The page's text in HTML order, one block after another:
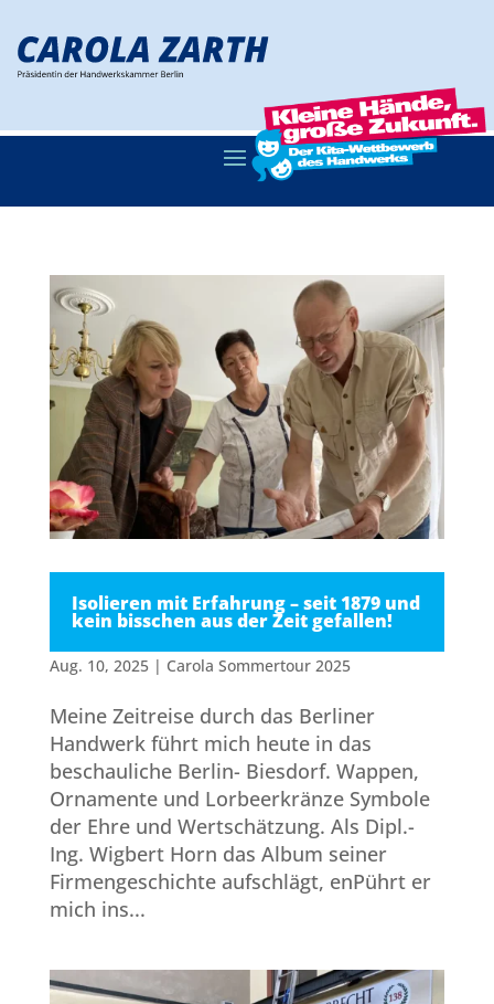
Isolieren mit Erfahrung – seit 1879 und
kein bisschen aus der Zeit gefallen!
Aug. 10, 2025| Carola Sommertour 2025
Meine Zeitreise durch das Berliner
Handwerk führt mich heute in das
beschauliche Berlin- Biesdorf. Wappen,
Ornamente und Lorbeerkränze Symbole
der Ehre und Wertschätzung. Als Dipl.-
Ing. Wigbert Horn das Album seiner
Firmengeschichte aufschlägt, enPührt er
mich ins...